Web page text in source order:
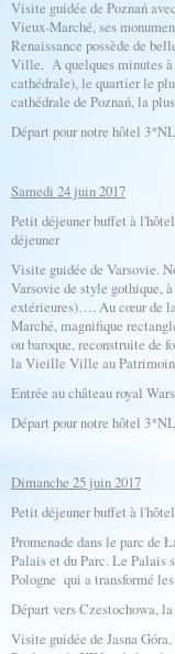
Visite guidée de Poznań
Vieux-Marché, ses
Renaissance possède de
Ville. A quelques minutes à
cathédrale), le quartier le
cathédrale de Poznań, la
Départ pour notre hôtel
Samedi 24 juin 2017
Petit déjeuner buffet à
déjeuner
Visite guidée de Varsovie.
Varsovie de style gothique,
extérieures)…. Au cœur de
Marché, magnifique
ou baroque, reconstruite de
la Vieille Ville au
Entrée au château royal
Départ pour notre hôtel
Dimanche 25 juin 2017
Petit déjeuner buffet à
Promenade dans le parc de
Palais et du Parc. Le Palais
Pologne qui a transformé
Départ vers Czestochowa,
Visite guidée de Jasna